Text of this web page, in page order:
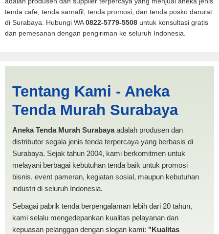
tenda cafe, tenda sarnafil, tenda promosi, dan tenda posko darurat
di Surabaya. Hubungi WA0822-5779-5508 untuk konsultasi gratis
dan pemesanan dengan pengiriman ke seluruh Indonesia.
PRODUKSI ANEKA TENDA
MURAH
Tentang Kami - Aneka
Tenda Murah Surabaya
Aneka Tenda Murah Surabayaadalah produsen dan
distributor segala jenis tenda terpercaya yang berbasis di
Surabaya. Sejak tahun 2004, kami berkomitmen untuk
melayani berbagai kebutuhan tenda baik untuk promosi
bisnis, event pameran, kegiatan sosial, maupun kebutuhan
industri di seluruh Indonesia.
Sebagai pabrik tenda berpengalaman lebih dari 20 tahun,
kami selalu mengedepankan kualitas pelayanan dan
kepuasan pelanggan dengan slogan kami: "Kualitas